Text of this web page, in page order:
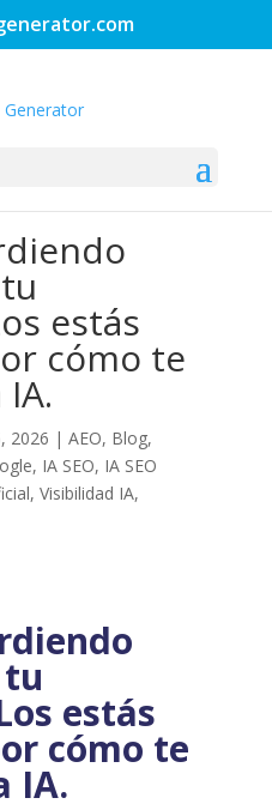
estás
cómo te
2026 | AEO, Blog,
, IA SEO, IA SEO
, Visibilidad IA,
estás
cómo te
IA.